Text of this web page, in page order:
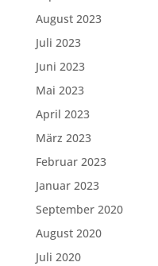
August 2023
Juli 2023
Juni 2023
Mai 2023
April 2023
März 2023
Februar 2023
Januar 2023
September 2020
August 2020
Juli 2020